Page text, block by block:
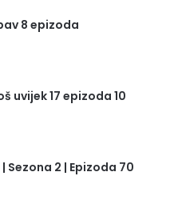
8 epizoda
uvijek 17 epizoda 10
Sezona 2 | Epizoda 70